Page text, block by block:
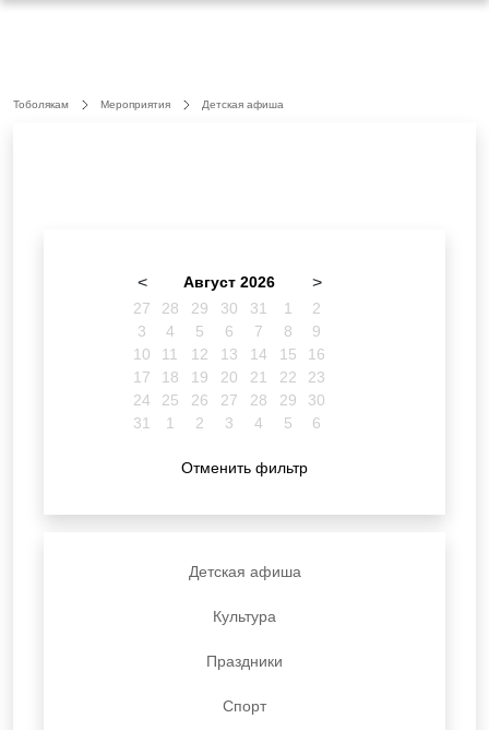
Тоболякам Мероприятия Детская афиша
< Август 2026 >
27 28 29 30 31 1
2
3
4 5 6 7 8
9
10
11 12 13 14 15
16
17
18 19 20 21 22
23
24
25 26 27 28 29
30
31
1 2 3 4 5 6
Отменить фильтр
Детская афиша
Культура
Праздники
Спорт